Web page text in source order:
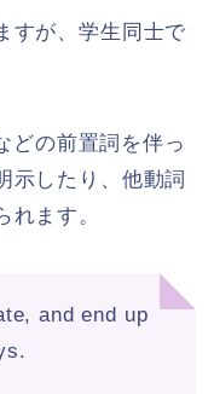
すが、学生同士で
どの前置詞を伴っ
示したり、他動詞
ます。
and end up